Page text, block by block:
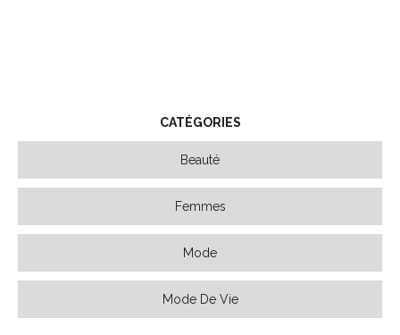
CATÉGORIES
Beauté
Femmes
Mode
Mode De Vie